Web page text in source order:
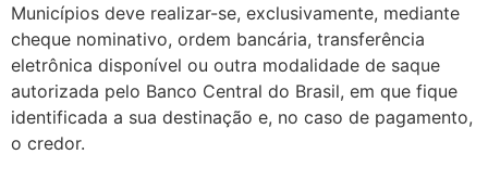
Municípios deve realizar-se, exclusivamente, mediante
cheque nominativo, ordem bancária, transferência
eletrônica disponível ou outra modalidade de saque
autorizada pelo Banco Central do Brasil, em que fique
identificada a sua destinação e, no caso de pagamento,
o credor.